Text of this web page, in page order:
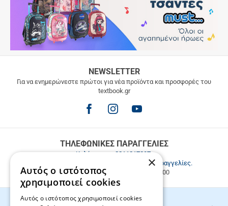
ΜΕΤΑΦΟΡΙΚΑ
άνω
NEWSLETTER
Για να ενημερώνεστε πρώτοι για νέα προϊόντα και προσφορές του
textbook.gr
ΤΗΛΕΦΩΝΙΚΕΣ ΠΑΡΑΓΓΕΛΙΕΣ
Καλέστε μας2811217297.
Εξυπηρέτηση πελατών & τηλεφωνικές παραγγελίες.
Δευ. - Παρ. 9:00-17:00, Σάβ. 9:00-15:00
×
Αυτός ο ιστότοπος
χρησιμοποιεί cookies
Αυτός ο ιστότοπος χρησιμοποιεί cookies